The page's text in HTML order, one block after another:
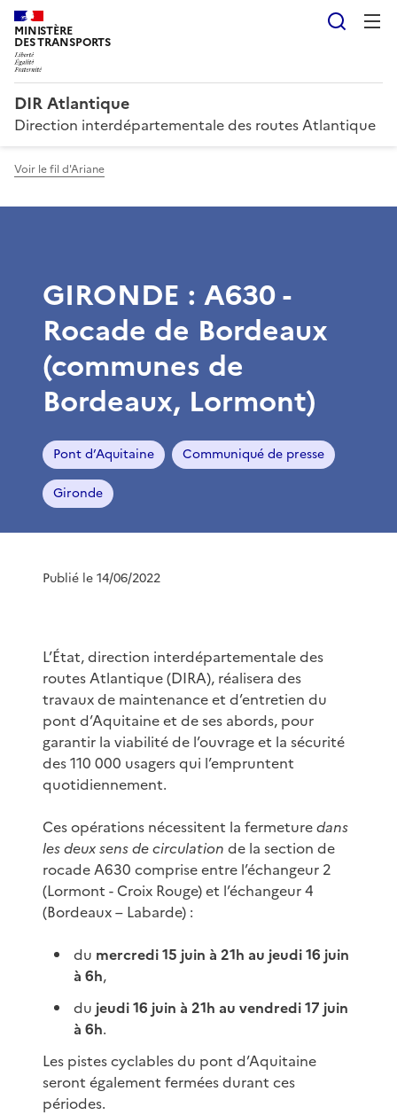
MINISTÈRE
DES TRANSPORTS
DIR Atlantique
Direction interdépartementale des routes Atlantique
Voir le fil d'Ariane
GIRONDE : A630 -
Rocade de Bordeaux
(communes de
Bordeaux, Lormont)
Pont d’Aquitaine Communiqué de presse
Gironde
Publié le 14/06/2022
L’État, direction interdépartementale des
routes Atlantique (DIRA), réalisera des
travaux de maintenance et d’entretien du
pont d’Aquitaine et de ses abords, pour
garantir la viabilité de l’ouvrage et la sécurité
des 110 000 usagers qui l’empruntent
quotidiennement.
Ces opérations nécessitent la fermeturedans
les deux sens de circulation de la section de
rocade A630 comprise entre l’échangeur 2
(Lormont - Croix Rouge) et l’échangeur 4
(Bordeaux – Labarde) :
du mercredi 15 juin à 21h au jeudi 16 juin
à 6h,
du jeudi 16 juin à 21h au vendredi 17 juin
à 6h.
Les pistes cyclables du pont d’Aquitaine
seront également fermées durant ces
périodes.